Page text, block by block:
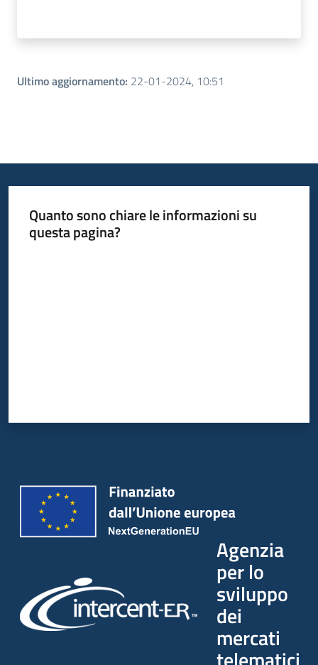
Ultimo aggiornamento: 22-01-2024, 10:51
Quanto sono chiare le informazioni su
questa pagina?
Agenzia
per lo
sviluppo
dei
mercati